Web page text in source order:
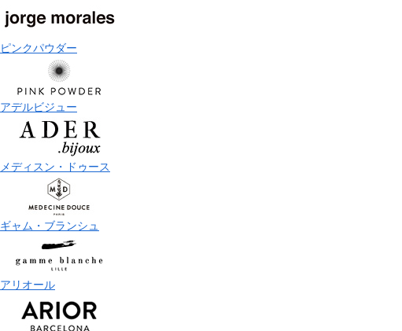
ピンクパウダー
アデルビジュー
メディスン・ドゥース
ギャム・ブランシュ
アリオール